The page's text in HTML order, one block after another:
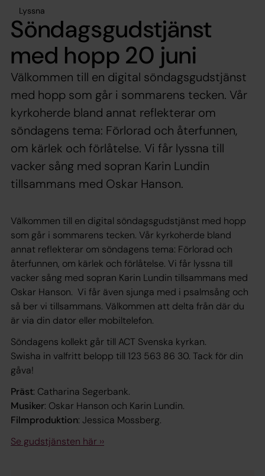
Lyssna
Söndagsgudstjänst
med hopp 20 juni
Välkommen till en digital söndagsgudstjänst
med hopp som går i sommarens tecken. Vår
kyrkoherde bland annat reflekterar om
söndagens tema: Förlorad och återfunnen,
om kärlek och förlåtelse. Vi får lyssna till
vacker sång med sopran Karin Lundin
tillsammans med Oskar Hanson.
Välkommen till en digital söndagsgudstjänst med hopp
som går i sommarens tecken. Vår kyrkoherde bland
annat reflekterar om söndagens tema: Förlorad och
återfunnen, om kärlek och förlåtelse. Vi får lyssna till
vacker sång med sopran Karin Lundin tillsammans med
Oskar Hanson. Vi får även sjunga med i psalmsång och
så ber vi tillsammans. Välkommen att delta från där du
är via din dator eller mobiltelefon.
Söndagens kollekt går till ACT Svenska kyrkan.
Swisha in valfritt belopp till 123 563 86 30. Tack för din
gåva!
Präst: Catharina Segerbank.
Musiker: Oskar Hanson och Karin Lundin.
Filmproduktion: Jessica Mossberg.
Se gudstjänsten här ››